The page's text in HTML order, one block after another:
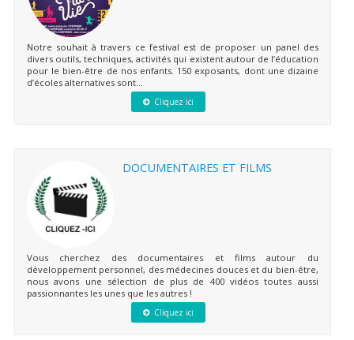
Notre souhait à travers ce festival est de proposer un panel des
divers outils, techniques, activités qui existent autour de l’éducation
pour le bien-être de nos enfants. 150 exposants, dont une dizaine
d’écoles alternatives sont...
Cliquez ici
DOCUMENTAIRES ET FILMS
Vous cherchez des documentaires et films autour du
développement personnel, des médecines douces et du bien-être,
nous avons une sélection de plus de 400 vidéos toutes aussi
passionnantes les unes que les autres !
Cliquez ici